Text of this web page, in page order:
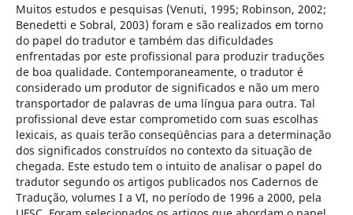
Muitos estudos e pesquisas (Venuti, 1995; Robinson, 2002;
Benedetti e Sobral, 2003) foram e são realizados em torno
do papel do tradutor e também das dificuldades
enfrentadas por este profissional para produzir traduções
de boa qualidade. Contemporaneamente, o tradutor é
considerado um produtor de significados e não um mero
transportador de palavras de uma língua para outra. Tal
profissional deve estar comprometido com suas escolhas
lexicais, as quais terão conseqüências para a determinação
dos significados construídos no contexto da situação de
chegada. Este estudo tem o intuito de analisar o papel do
tradutor segundo os artigos publicados nos Cadernos de
Tradução, volumes I a VI, no período de 1996 a 2000, pela